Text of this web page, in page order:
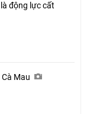
động lực cất
Mau